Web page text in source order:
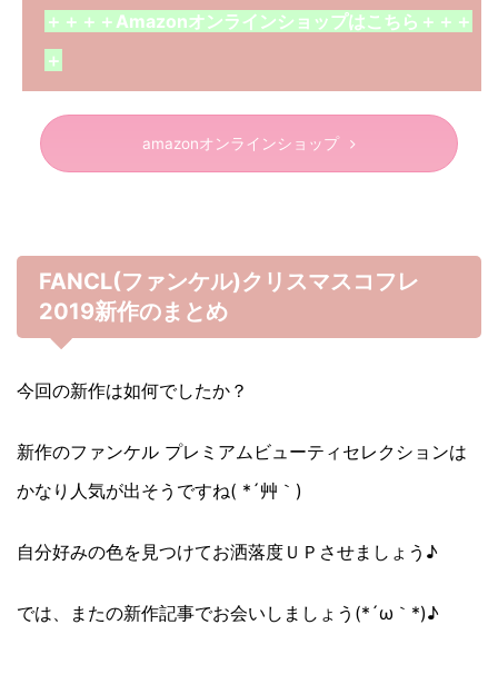
＋＋＋＋Amazonオンラインショップはこちら＋＋＋
＋
amazonオンラインショップ
FANCL(ファンケル)クリスマスコフレ
2019新作のまとめ
今回の新作は如何でしたか？
新作のファンケル プレミアムビューティセレクションは
かなり人気が出そうですね( *´艸｀)
自分好みの色を見つけてお洒落度ＵＰさせましょう♪
では、またの新作記事でお会いしましょう(*´ω｀*)♪